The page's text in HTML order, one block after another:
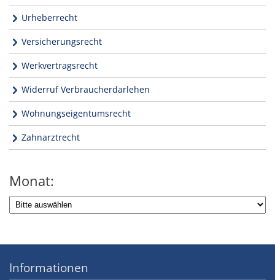
Urheberrecht
Versicherungsrecht
Werkvertragsrecht
Widerruf Verbraucherdarlehen
Wohnungseigentumsrecht
Zahnarztrecht
Monat:
Informationen